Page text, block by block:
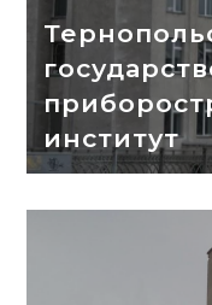
институт